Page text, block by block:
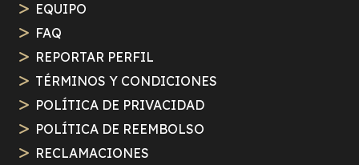
EQUIPO
FAQ
REPORTAR PERFIL
TÉRMINOS Y CONDICIONES
POLÍTICA DE PRIVACIDAD
POLÍTICA DE REEMBOLSO
RECLAMACIONES